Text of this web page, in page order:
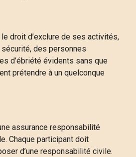
droit d’exclure de ses activités,
des personnes
d’ébriété évidents sans que
prétendre à un quelconque
assurance responsabilité
Chaque participant doit
d’une responsabilité civile.